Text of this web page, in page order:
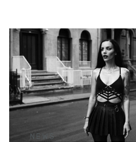
NEWS